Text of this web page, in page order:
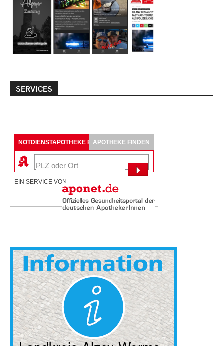
SERVICES
NOTDIENSTAPOTHEKE FINDENAPOTHEKE FINDEN
EIN SERVICE VON